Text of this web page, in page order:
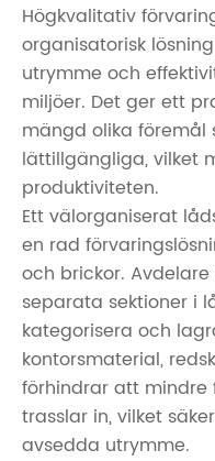
Högkvalitativ
organisatorisk
utrymme och
miljöer. Det ger ett
mängd olika
lättillgängliga, vilket
produktiviteten.
Ett välorganiserat
en rad
och brickor.
separata sektioner i
kategorisera och
kontorsmaterial,
förhindrar att mindre
trasslar in, vilket
avsedda utrymme.